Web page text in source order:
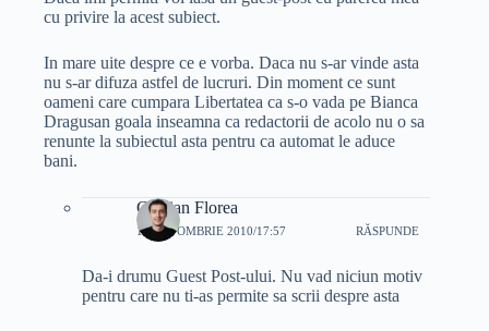
cu privire la acest subiect.
In mare uite despre ce e vorba. Daca nu s-ar vinde asta
nu s-ar difuza astfel de lucruri. Din moment ce sunt
oameni care cumpara Libertatea ca s-o vada pe Bianca
Dragusan goala inseamna ca redactorii de acolo nu o sa
renunte la subiectul asta pentru ca automat le aduce
bani.
Cristian Florea
14 OCTOMBRIE 2010/17:57 RĂSPUNDE
Da-i drumu Guest Post-ului. Nu vad niciun motiv
pentru care nu ti-as permite sa scrii despre asta